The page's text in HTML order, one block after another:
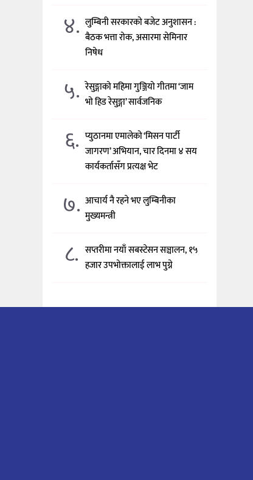
४. लुम्बिनी सरकारको बजेट अनुशासन :
बैठक भत्ता रोक, असारमा सेमिनार
निषेध
५. रेसुङ्गाको महिमा गुञ्जियो गीतमा ‘जाम
भो हिड रेसुङ्गा’ सार्वजनिक
६. प्युठानमा एमालेको ‘मिसन पार्टी
जागरण’ अभियान, चार दिनमा ४ सय
कार्यकर्तासँग प्रत्यक्ष भेट
७. आचार्य नै रहने भए लुम्बिनीका
मुख्यमन्त्री
८. सप्तरीमा नयाँ सबस्टेसन सञ्चालन, १५
हजार उपभोक्तालाई लाभ पुग्ने